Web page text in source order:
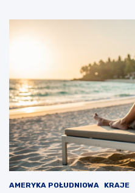
AMERYKA POŁUDNIOWA KRAJE